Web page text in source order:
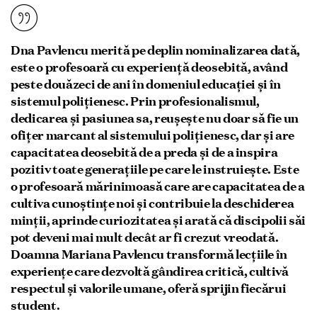
Dna Pavlencu merită pe deplin nominalizarea dată,
este o profesoară cu experiență deosebită, având
peste douăzeci de ani în domeniul educației și în
sistemul polițienesc. Prin profesionalismul,
dedicarea și pasiunea sa, reușește nu doar să fie un
ofițer marcant al sistemului polițienesc, dar și are
capacitatea deosebită de a preda și de a inspira
pozitiv toate generațiile pe care le instruiește. Este
o profesoară mărinimoasă care are capacitatea de a
cultiva cunoștințe noi și contribuie la deschiderea
minții, aprinde curiozitatea și arată că discipolii săi
pot deveni mai mult decât ar fi crezut vreodată.
Doamna Mariana Pavlencu transformă lecțiile în
experiențe care dezvoltă gândirea critică, cultivă
respectul și valorile umane, oferă sprijin fiecărui
student.